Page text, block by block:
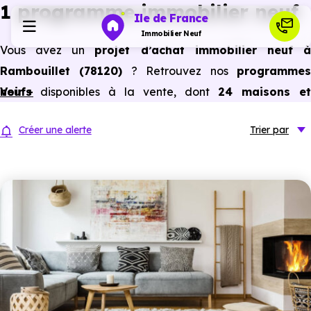
Ile de France
Immobilier Neuf
Programmes neufs
Habiter
Actualités
Ressources
Financer
1 programme immobilier neuf
Vous avez unprojet d’achat immobilier neuf à
Rambouillet (78120) ? Retrouvez nos programmes
neufsdisponibles à la vente, dont 24 maisons et
prix promoteuret
à Rambouillet (78120) , vous pouvez aussi bénéficier des
avantages du neuf :PTZ, TVA réduite
dans certains cas,
frais de notaire réduits, bonnes performances
énergétiques, garanties constructeur, etc.
Voir +
Créer une alerte Trier par